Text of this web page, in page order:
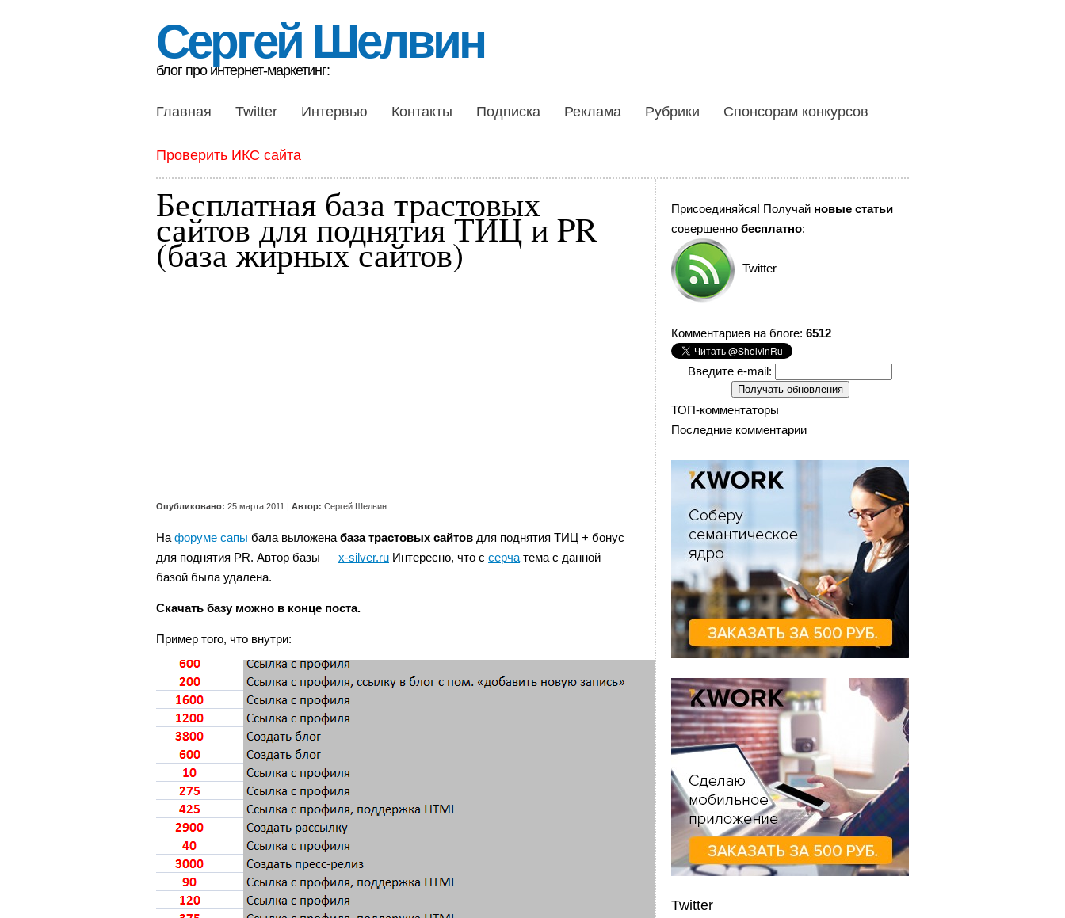
Сергей Шелвин
блог про интернет-маркетинг:
Главная Twitter Интервью Контакты Подписка Реклама Рубрики Спонсорам конкурсов
Проверить ИКС сайта
Бесплатная база трастовых
сайтов для поднятия ТИЦ и PR
(база жирных сайтов)
Опубликовано: 25 марта 2011 | Автор: Сергей Шелвин
На форуме сапы бала выложена база трастовых сайтов для поднятия ТИЦ + бонус
для поднятия PR. Автор базы — x-silver.ru Интересно, что с серча тема с данной
базой была удалена.
Скачать базу можно в конце поста.
Пример того, что внутри:
Присоединяйся! Получай новые статьи
совершенно бесплатно:
Twitter
Комментариев на блоге: 6512
Введите e-mail:
ТОП-комментаторы
Последние комментарии
Twitter